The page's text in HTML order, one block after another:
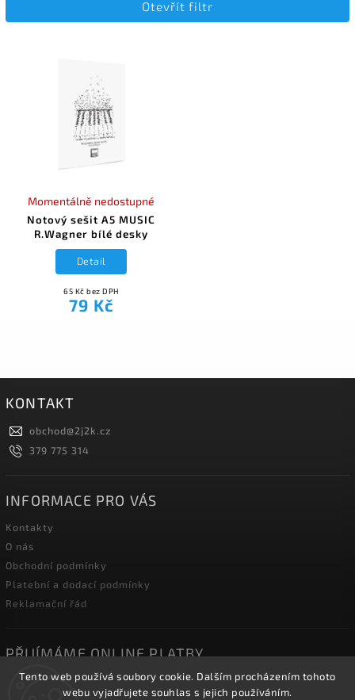
Tento web používá soubory cookie. Dalším procházením tohoto
webu vyjadřujete souhlas s jejich používáním.
Otevřít filtr
Notový sešit A5 MUSIC
R.Wagner bílé desky
Momentálně nedostupné
65 Kč bez DPH
79 Kč
Detail
KONTAKT
obchod@2j2k.cz
379 775 314
INFORMACE PRO VÁS
Kontakty
O nás
Obchodní podmínky
Platební a dodací podmínky
Reklamační řád
PŘIJÍMÁME ONLINE PLATBY